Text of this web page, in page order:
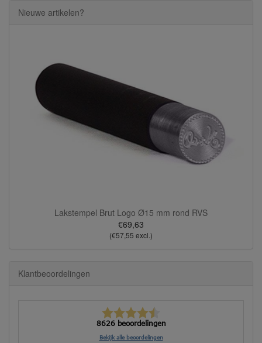
Nieuwe artikelen?
Lakstempel Brut Logo Ø15 mm rond RVS
€69,63
(€57,55 excl.)
Klantbeoordelingen
8626 beoordelingen
Bekijk alle beoordelingen